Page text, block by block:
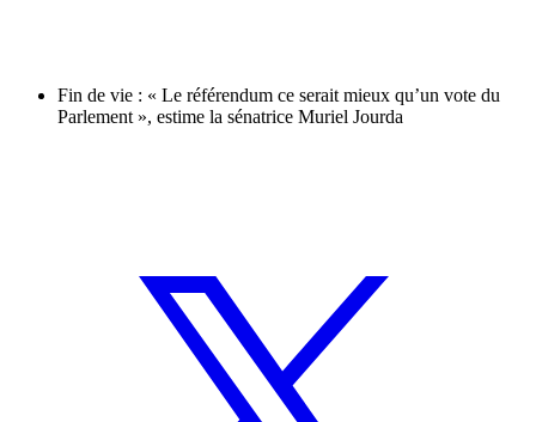
Fin de vie : « Le référendum ce serait mieux qu’un vote du
Parlement », estime la sénatrice Muriel Jourda